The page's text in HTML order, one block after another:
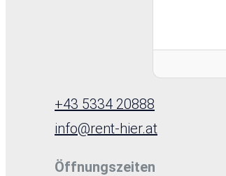
+43 5334 20888
info@rent-hier.at
Öffnungszeiten